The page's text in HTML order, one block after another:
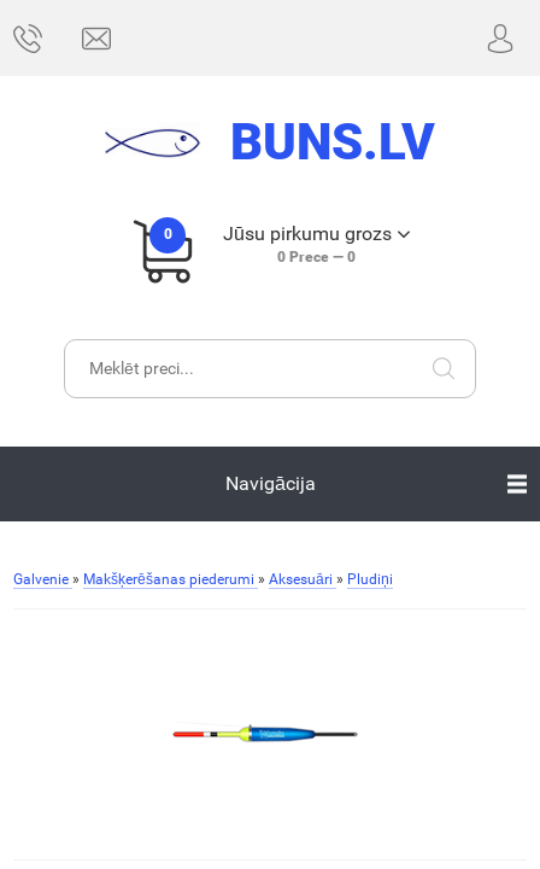
BUNS.LV
0 Jūsu pirkumu grozs
0Prece — 0
Navigācija
Galvenie » Makšķerēšanas piederumi » Aksesuāri » Pludiņi